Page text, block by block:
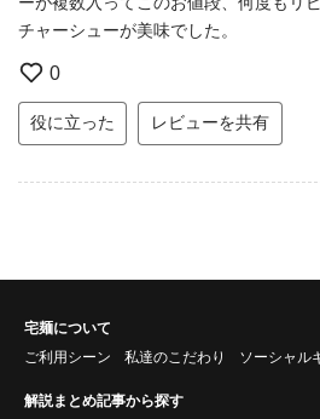
チャーシューが美味でした。
0
役に立った レビューを共有
宅麺について
ご利用シーン
私達のこだわり ソーシャル
解説まとめ記事から探す